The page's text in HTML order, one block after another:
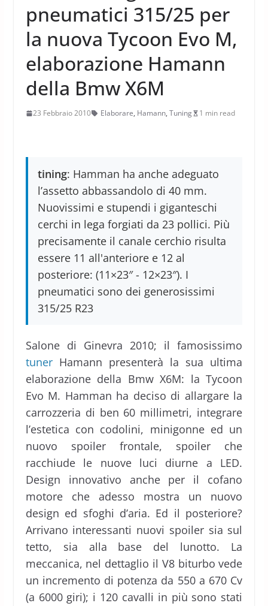
pneumatici 315/25 per
la nuova Tycoon Evo M,
elaborazione Hamann
della Bmw X6M
23 Febbraio 2010 Elaborare, Hamann, Tuning 1 min read
tining: Hamman ha anche adeguato
l’assetto abbassandolo di 40 mm.
Nuovissimi e stupendi i giganteschi
cerchi in lega forgiati da 23 pollici. Più
precisamente il canale cerchio risulta
essere 11 all'anteriore e 12 al
posteriore: (11×23″ - 12×23″). I
pneumatici sono dei generosissimi
315/25 R23
Salone di Ginevra 2010; il famosissimo
tunerHamann presenterà la sua ultima
elaborazione della Bmw X6M: la Tycoon
Evo M. Hamman ha deciso di allargare la
carrozzeria di ben 60 millimetri, integrare
l’estetica con codolini, minigonne ed un
nuovo spoiler frontale, spoiler che
racchiude le nuove luci diurne a LED.
Design innovativo anche per il cofano
motore che adesso mostra un nuovo
design ed sfoghi d’aria. Ed il posteriore?
Arrivano interessanti nuovi spoiler sia sul
tetto, sia alla base del lunotto. La
meccanica, nel dettaglio il V8 biturbo vede
un incremento di potenza da 550 a 670 Cv
(a 6000 giri); i 120 cavalli in più sono stati